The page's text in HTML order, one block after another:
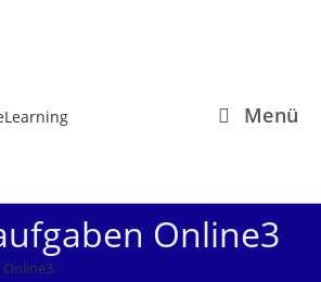
Menü
Online3